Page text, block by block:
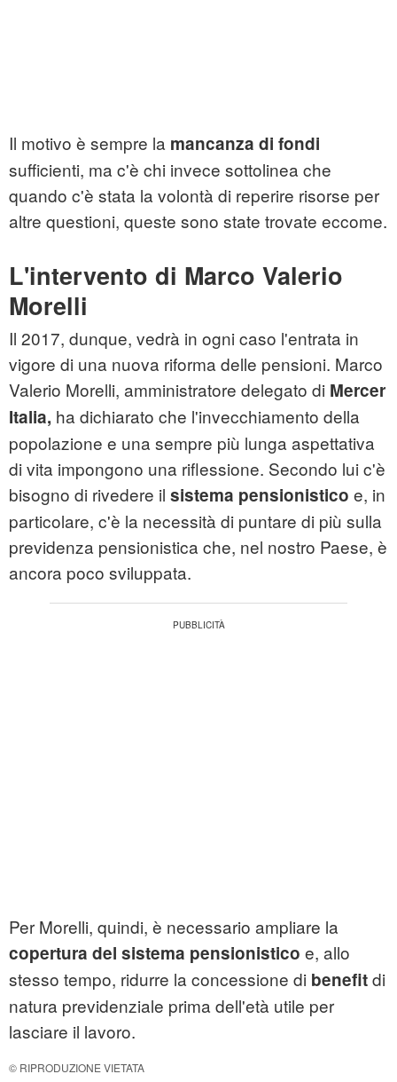
Il motivo è sempre la mancanza di fondi
sufficienti, ma c'è chi invece sottolinea che
quando c'è stata la volontà di reperire risorse per
altre questioni, queste sono state trovate eccome.
L'intervento di Marco Valerio
Morelli
Il 2017, dunque, vedrà in ogni caso l'entrata in
vigore di una nuova riforma delle pensioni. Marco
Valerio Morelli, amministratore delegato di Mercer
Italia, ha dichiarato che l'invecchiamento della
popolazione e una sempre più lunga aspettativa
di vita impongono una riflessione. Secondo lui c'è
bisogno di rivedere il sistema pensionistico e, in
particolare, c'è la necessità di puntare di più sulla
previdenza pensionistica che, nel nostro Paese, è
ancora poco sviluppata.
Per Morelli, quindi, è necessario ampliare la
copertura del sistema pensionistico e, allo
stesso tempo, ridurre la concessione di benefitdi
natura previdenziale prima dell'età utile per
lasciare il lavoro.
© RIPRODUZIONE VIETATA